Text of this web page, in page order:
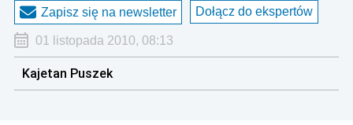
Zapisz się na newsletter Dołącz do ekspertów
01 listopada 2010, 08:13
Kajetan Puszek